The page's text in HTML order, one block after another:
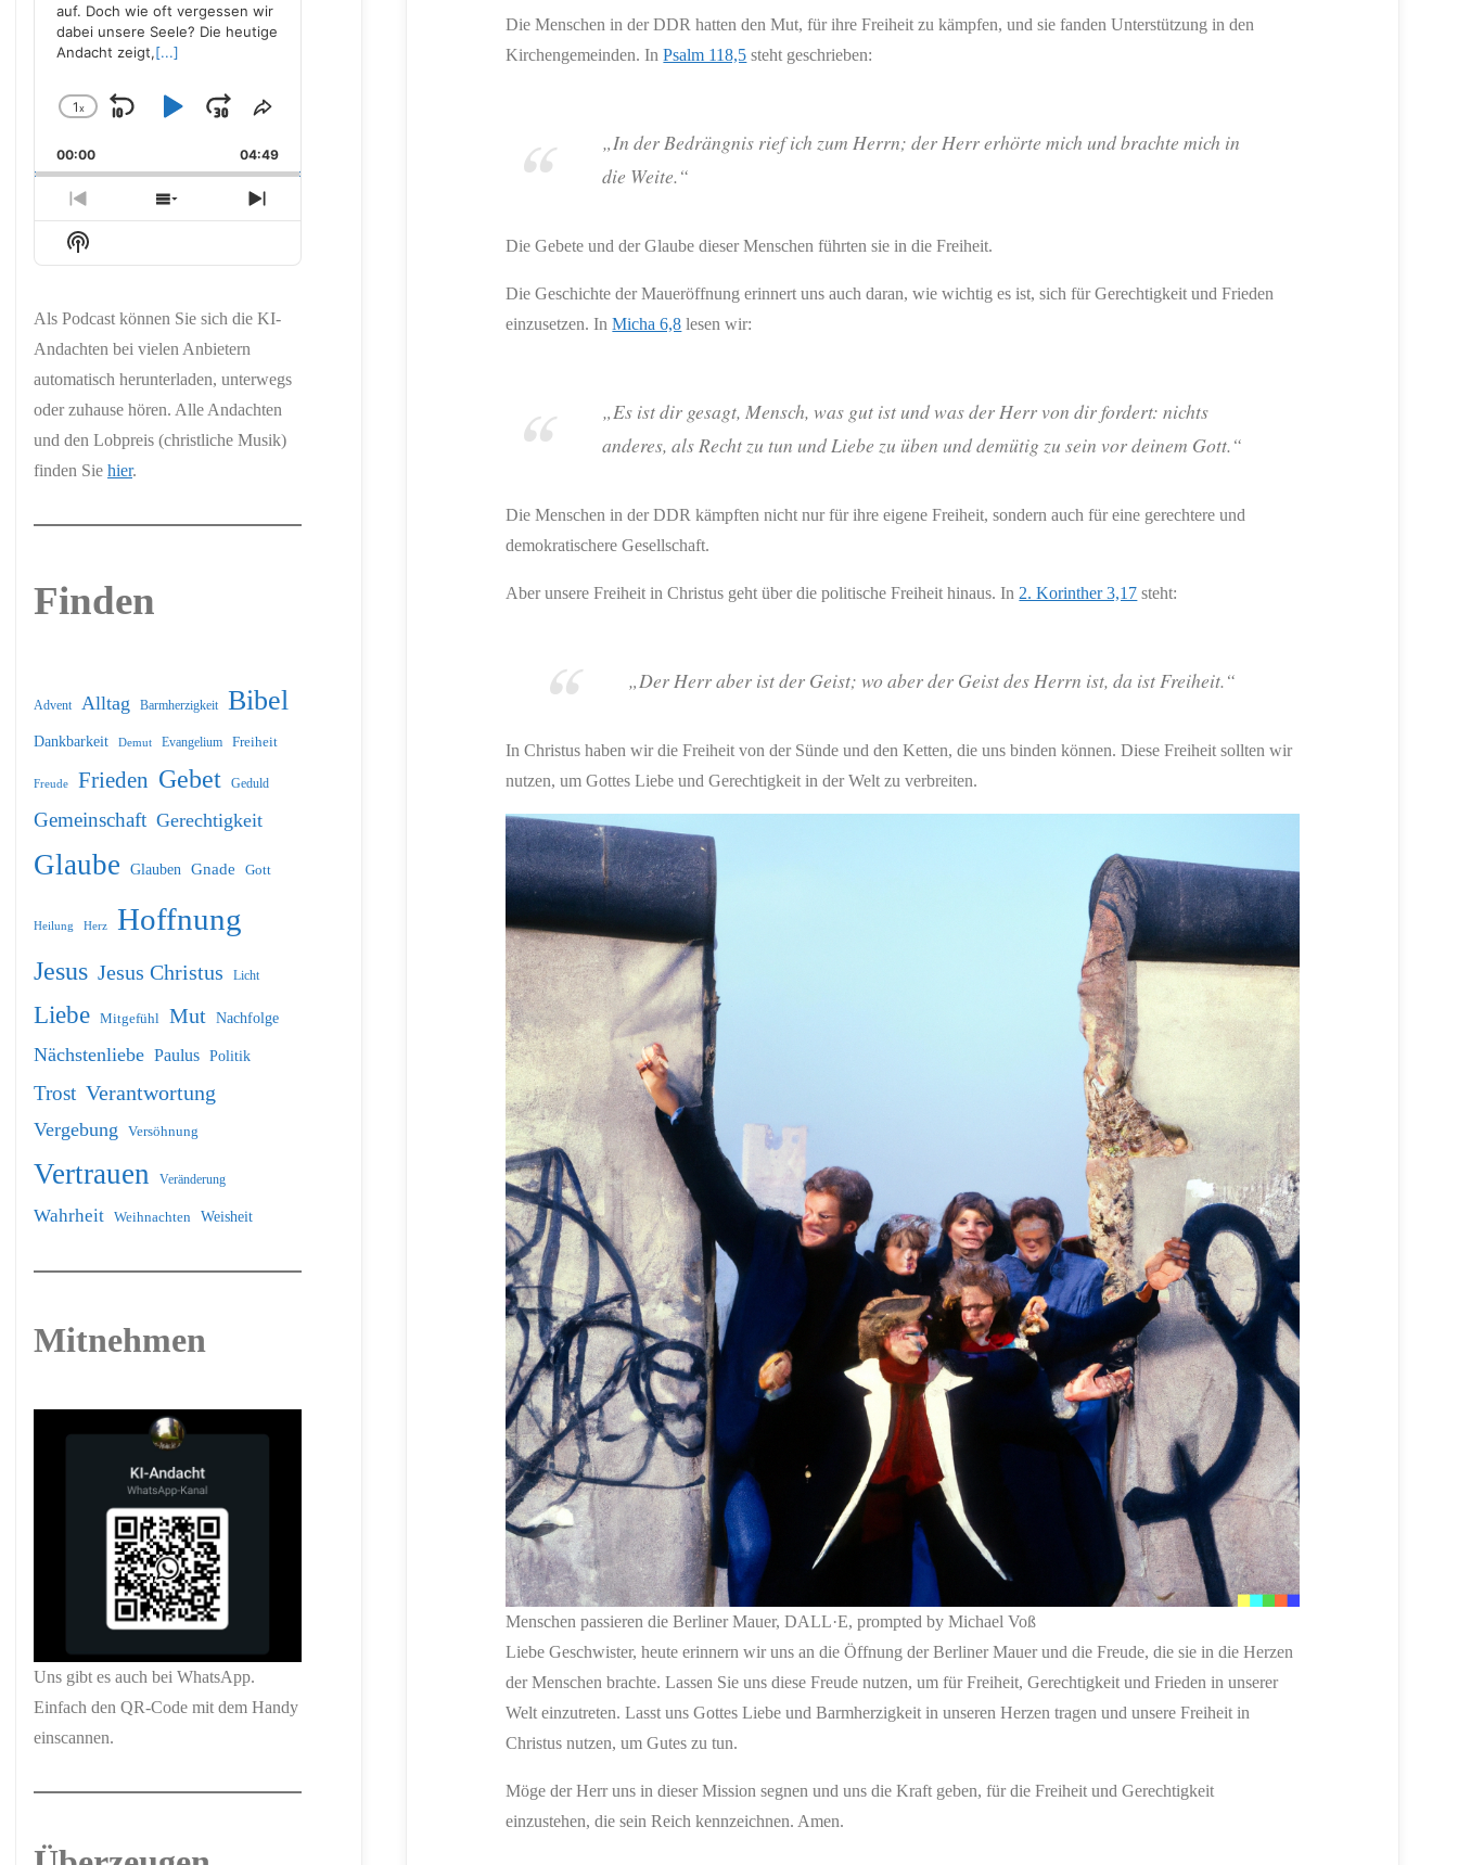
Die Menschen in der DDR hatten den Mut, für ihre Freiheit zu kämpfen, und sie fanden Unterstützung in den
Kirchengemeinden. InPsalm 118,5 steht geschrieben:
„In der Bedrängnis rief ich zum Herrn; der Herr erhörte mich und brachte mich in
die Weite.“
Die Gebete und der Glaube dieser Menschen führten sie in die Freiheit.
Die Geschichte der Maueröffnung erinnert uns auch daran, wie wichtig es ist, sich für Gerechtigkeit und Frieden
einzusetzen. InMicha 6,8 lesen wir:
„Es ist dir gesagt, Mensch, was gut ist und was der Herr von dir fordert: nichts
anderes, als Recht zu tun und Liebe zu üben und demütig zu sein vor deinem Gott.“
Die Menschen in der DDR kämpften nicht nur für ihre eigene Freiheit, sondern auch für eine gerechtere und
demokratischere Gesellschaft.
Aber unsere Freiheit in Christus geht über die politische Freiheit hinaus. In 2. Korinther 3,17 steht:
„Der Herr aber ist der Geist; wo aber der Geist des Herrn ist, da ist Freiheit.“
In Christus haben wir die Freiheit von der Sünde und den Ketten, die uns binden können. Diese Freiheit sollten wir
nutzen, um Gottes Liebe und Gerechtigkeit in der Welt zu verbreiten.
Menschen passieren die Berliner Mauer, DALL·E, prompted by Michael Voß
Liebe Geschwister, heute erinnern wir uns an die Öffnung der Berliner Mauer und die Freude, die sie in die Herzen
der Menschen brachte. Lassen Sie uns diese Freude nutzen, um für Freiheit, Gerechtigkeit und Frieden in unserer
Welt einzutreten. Lasst uns Gottes Liebe und Barmherzigkeit in unseren Herzen tragen und unsere Freiheit in
Christus nutzen, um Gutes zu tun.
Möge der Herr uns in dieser Mission segnen und uns die Kraft geben, für die Freiheit und Gerechtigkeit
einzustehen, die sein Reich kennzeichnen. Amen.
auf. Doch wie oft vergessen wir
dabei unsere Seele? Die heutige
Andacht zeigt,[...]
Change
Rate
1x
Skip
Backward
Play
Pause
Jump
Forward
Share
Episode
00:00 04:49
Previous
Episode
Show
Episodes
Next
Episode
Show
Podcast
Als Podcast können Sie sich die KI-
Andachten bei vielen Anbietern
automatisch herunterladen, unterwegs
oder zuhause hören. Alle Andachten
und den Lobpreis (christliche Musik)
finden Sie hier.
Finden
Advent Alltag Barmherzigkeit Bibel
Dankbarkeit Demut Evangelium Freiheit
Freude Frieden Gebet Geduld
Gemeinschaft Gerechtigkeit
Glaube Glauben Gnade Gott
Heilung Herz Hoffnung
Jesus Jesus Christus Licht
Liebe Mitgefühl Mut Nachfolge
Nächstenliebe Paulus Politik
Trost Verantwortung
Vergebung Versöhnung
Vertrauen Veränderung
Wahrheit Weihnachten Weisheit
Mitnehmen
Uns gibt es auch bei WhatsApp.
Einfach den QR-Code mit dem Handy
einscannen.